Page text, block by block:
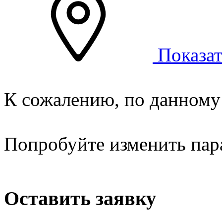
К сожалению, по данному
Попробуйте изменить
Оставить заявку